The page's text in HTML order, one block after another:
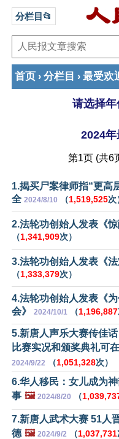
分栏目📂
首页 › 分栏目 › 最受欢
请选择年
2024
第1页 (共6
1.揭买尸案律师指“更高
全 2024/8/10 （1,519,525次
2.法轮功创始人发表《惊
（1,341,909次）
3.法轮功创始人发表《法
（1,333,379次）
4.法轮功创始人发表《
会》
2024/10/1 （1,196,887
5.新唐人声乐大赛传佳
比赛实况和颁奖典礼可
2024/9/22 （1,051,328次）
6.华人移民：女儿成为
事 🖼️ 2024/8/20 （
7.新唐人武术大赛 51人
德 🖼️ 2024/9/2 （1,037,731